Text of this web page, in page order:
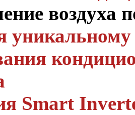
воздуха
Smart